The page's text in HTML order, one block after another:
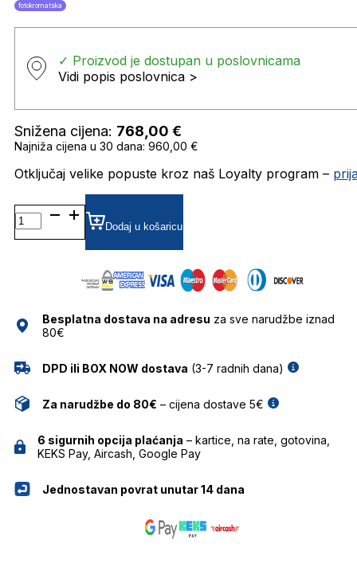
fotokromatska
✓ Proizvod je dostupan u poslovnicama
Vidi popis poslovnica >
Snižena cijena: 768,00 €
Najniža cijena u 30 dana: 960,00 €
Otključaj velike popuste kroz naš Loyalty program –
RHYTHX SUNČANE
NAOČALE
DITA
Dodaj u košaricu
Besplatna dostava na adresu za sve narudžbe iznad
80€
DPD ili BOX NOW dostava (3-7 radnih dana)
Za narudžbe do 80€ – cijena dostave 5€
6 sigurnih opcija plaćanja – kartice, na rate, gotovina,
KEKS Pay, Aircash, Google Pay
Jednostavan povrat unutar 14 dana